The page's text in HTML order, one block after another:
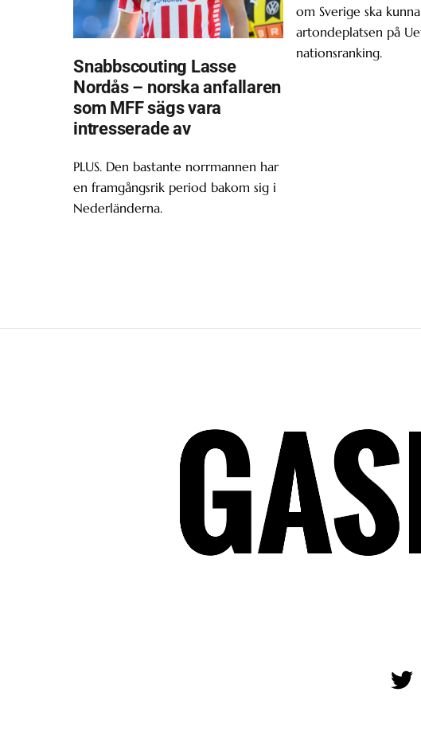
Snabbscouting Lasse
Nordås – norska anfallaren
som MFF sägs vara
intresserade av
PLUS. Den bastante norrmannen har
en framgångsrik period bakom sig i
Nederländerna.
om Sverige ska
artondeplatsen på
nationsranking.